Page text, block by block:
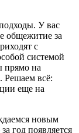
У вас
общежитие за
с
системой
прямо на
Решаем всё:
еще на
новым
год появляется